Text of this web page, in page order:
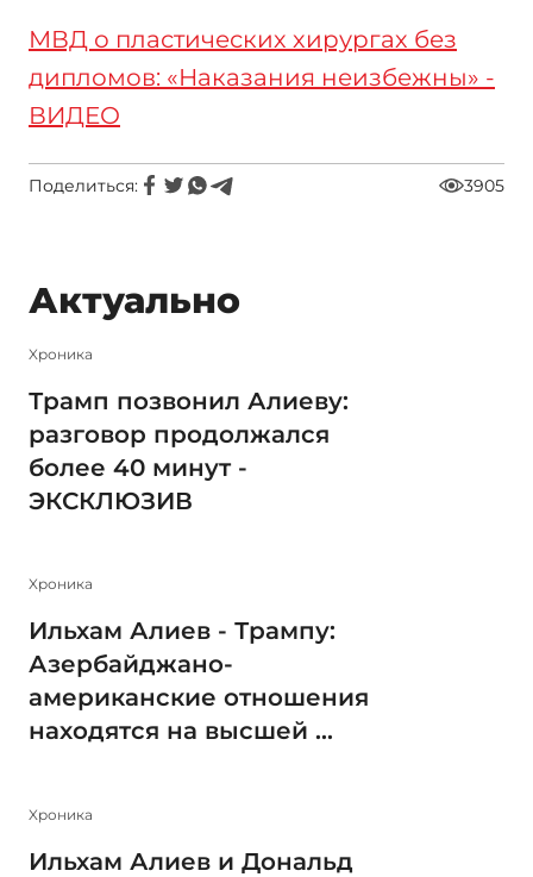
МВД о пластических хирургах без
дипломов: «Наказания неизбежны» -
ВИДЕО
Поделиться: 3905
Актуально
Xроника
Трамп позвонил Алиеву:
разговор продолжался
более 40 минут -
ЭКСКЛЮЗИВ
Xроника
Ильхам Алиев - Трампу:
Азербайджано-
американские отношения
находятся на высшей ...
Xроника
Ильхам Алиев и Дональд